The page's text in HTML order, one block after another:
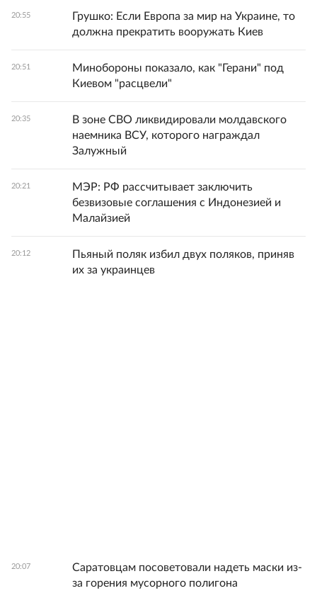
20:55
Грушко: Если Европа за мир на Украине, то
должна прекратить вооружать Киев
20:51
Минобороны показало, как "Герани" под
Киевом "расцвели"
20:35
В зоне СВО ликвидировали молдавского
наемника ВСУ, которого награждал
Залужный
20:21
МЭР: РФ рассчитывает заключить
безвизовые соглашения с Индонезией и
Малайзией
20:12
Пьяный поляк избил двух поляков, приняв
их за украинцев
20:07
Саратовцам посоветовали надеть маски из-
за горения мусорного полигона